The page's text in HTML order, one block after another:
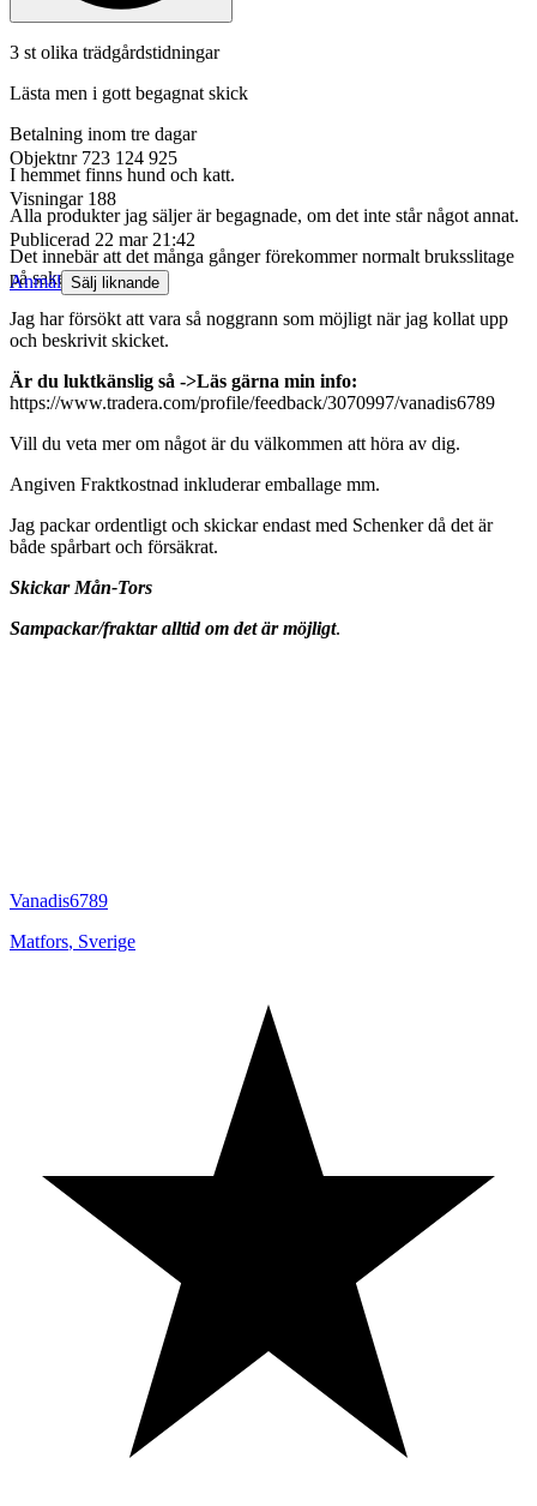
3 st olika trädgårdstidningar
Lästa men i gott begagnat skick
Betalning inom tre dagar
I hemmet finns hund och katt.
Alla produkter jag säljer är begagnade, om det inte står något annat.
Det innebär att det många gånger förekommer normalt bruksslitage
på sakerna.
Jag har försökt att vara så noggrann som möjligt när jag kollat upp
och beskrivit skicket.
Är du luktkänslig så ->Läs gärna min info:
https://www.tradera.com/profile/feedback/3070997/vanadis6789
Vill du veta mer om något är du välkommen att höra av dig.
Angiven Fraktkostnad inkluderar emballage mm.
Jag packar ordentligt och skickar endast med Schenker då det är
både spårbart och försäkrat.
Skickar Mån-Tors
Sampackar/fraktar alltid om det är möjligt.
Objektnr 723 124 925
Visningar 188
Publicerad 22 mar 21:42
Anmäl Sälj liknande
Vanadis6789
Matfors, Sverige